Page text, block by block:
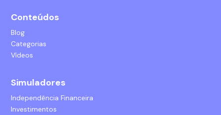
Conteúdos
Blog
Categorias
Vídeos
Simuladores
Independência Financeira
Investimentos